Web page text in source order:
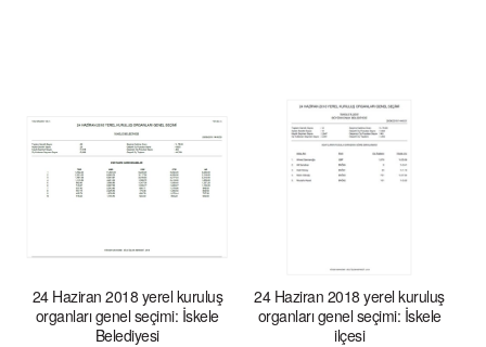
24 Haziran 2018 yerel kuruluş
organları genel seçimi: İskele
Belediyesi
24 Haziran 2018 yerel kuruluş
organları genel seçimi: İskele
ilçesi